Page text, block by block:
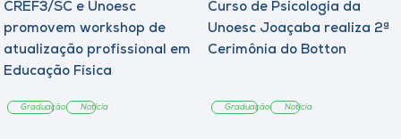
CREF3/SC e Unoesc
promovem workshop de
atualização profissional em
Educação Física
Graduação Notícia
Curso de Psicologia da
Unoesc Joaçaba realiza 2ª
Cerimônia do Botton
Graduação Notícia